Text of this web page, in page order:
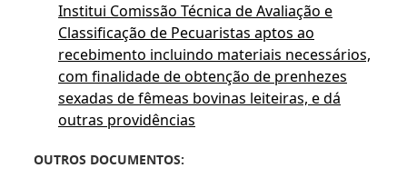
Institui Comissão Técnica de Avaliação e
Classificação de Pecuaristas aptos ao
recebimento incluindo materiais necessários,
com finalidade de obtenção de prenhezes
sexadas de fêmeas bovinas leiteiras, e dá
outras providências
OUTROS DOCUMENTOS: